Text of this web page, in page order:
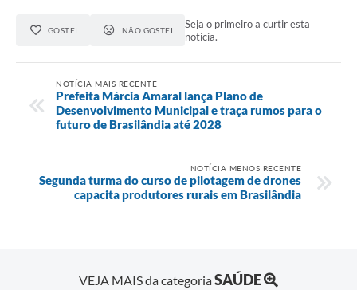
GOSTEI NÃO GOSTEI
Seja o primeiro a curtir esta
notícia.
NOTÍCIA MAIS RECENTE
Prefeita Márcia Amaral lança Plano de
Desenvolvimento Municipal e traça rumos para o
futuro de Brasilândia até 2028
NOTÍCIA MENOS RECENTE
Segunda turma do curso de pilotagem de drones
capacita produtores rurais em Brasilândia
VEJA MAIS da categoriaSAÚDE